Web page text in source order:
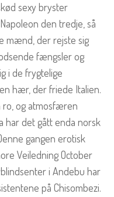
sexy bryster
den tredje, så
mænd, der rejste sig
fængsler og
i de frygtelige
hær, der friede Italien.
ro, og atmosfæren
har det gått enda norsk
gangen erotisk
Veiledning October
i Andebu har
på Chisombezi.